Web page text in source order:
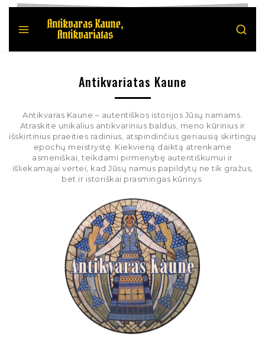
Antikvariatas Kaune
Antikvaras Kaune – autentiškos istorijos Jūsų namams.
Atraskite unikalius antikvarinius baldus, meno kūrinius ir
išskirtinius praeities radinius, atspindinčius geriausią skirtingų
epochų meistrystę. Kiekvieną daiktą atrenkame
asmeniškai, teikdami pirmenybę autentiškumui ir
išliekamajai vertei, kad Jūsų namus papildytų ne tik gražus,
bet ir istoriškai prasmingas kūrinys.